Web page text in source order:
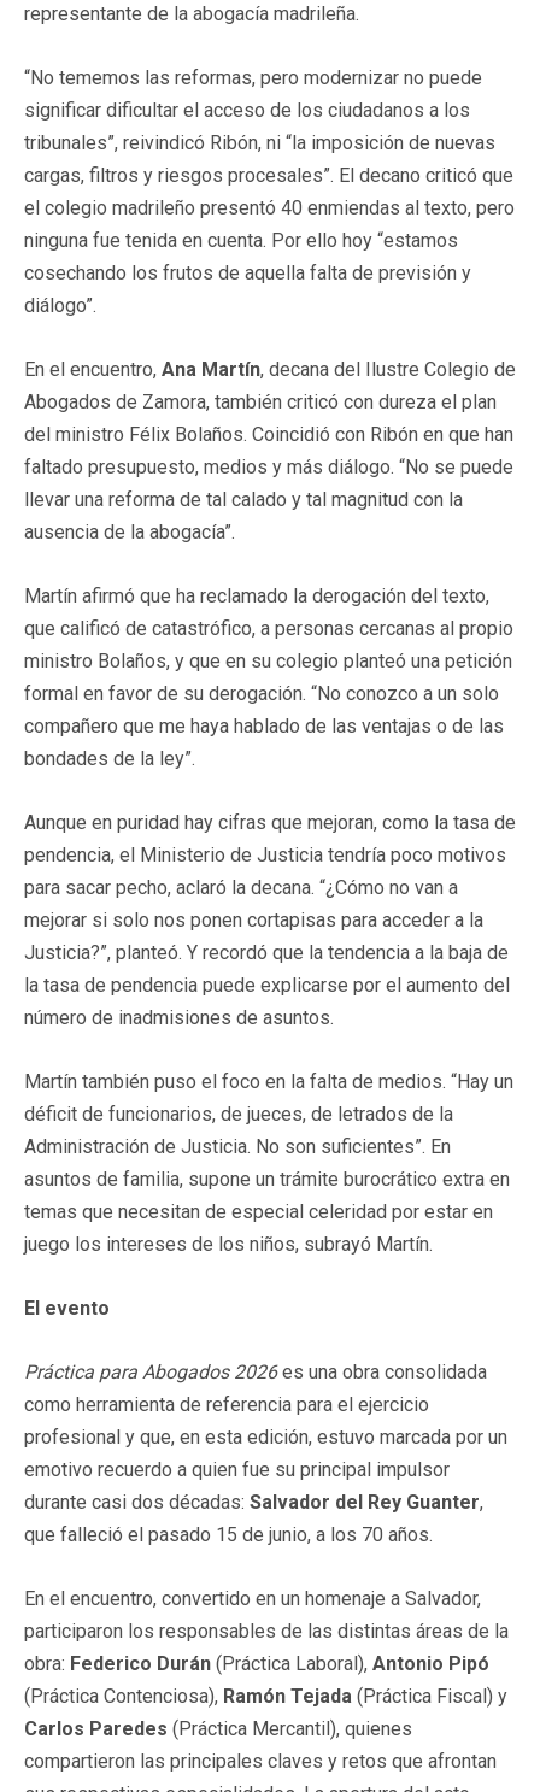
representante de la abogacía madrileña.
“No tememos las reformas, pero modernizar no puede
significar dificultar el acceso de los ciudadanos a los
tribunales”, reivindicó Ribón, ni “la imposición de nuevas
cargas, filtros y riesgos procesales”. El decano criticó que
el colegio madrileño presentó 40 enmiendas al texto, pero
ninguna fue tenida en cuenta. Por ello hoy “estamos
cosechando los frutos de aquella falta de previsión y
diálogo”.
En el encuentro, Ana Martín, decana del Ilustre Colegio de
Abogados de Zamora, también criticó con dureza el plan
del ministro Félix Bolaños. Coincidió con Ribón en que han
faltado presupuesto, medios y más diálogo. “No se puede
llevar una reforma de tal calado y tal magnitud con la
ausencia de la abogacía”.
Martín afirmó que ha reclamado la derogación del texto,
que calificó de catastrófico, a personas cercanas al propio
ministro Bolaños, y que en su colegio planteó una petición
formal en favor de su derogación. “No conozco a un solo
compañero que me haya hablado de las ventajas o de las
bondades de la ley”.
Aunque en puridad hay cifras que mejoran, como la tasa de
pendencia, el Ministerio de Justicia tendría poco motivos
para sacar pecho, aclaró la decana. “¿Cómo no van a
mejorar si solo nos ponen cortapisas para acceder a la
Justicia?”, planteó. Y recordó que la tendencia a la baja de
la tasa de pendencia puede explicarse por el aumento del
número de inadmisiones de asuntos.
Martín también puso el foco en la falta de medios. “Hay un
déficit de funcionarios, de jueces, de letrados de la
Administración de Justicia. No son suficientes”. En
asuntos de familia, supone un trámite burocrático extra en
temas que necesitan de especial celeridad por estar en
juego los intereses de los niños, subrayó Martín.
El evento
Práctica para Abogados 2026es una obra consolidada
como herramienta de referencia para el ejercicio
profesional y que, en esta edición, estuvo marcada por un
emotivo recuerdo a quien fue su principal impulsor
durante casi dos décadas: Salvador del Rey Guanter,
que falleció el pasado 15 de junio, a los 70 años.
En el encuentro, convertido en un homenaje a Salvador,
participaron los responsables de las distintas áreas de la
obra: Federico Durán (Práctica Laboral), Antonio Pipó
(Práctica Contenciosa), Ramón Tejada (Práctica Fiscal) y
Carlos Paredes (Práctica Mercantil), quienes
compartieron las principales claves y retos que afrontan